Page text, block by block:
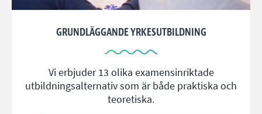
GRUNDLÄGGANDE YRKESUTBILDNING
Vi erbjuder 13 olika examensinriktade
utbildningsalternativ som är både praktiska och
teoretiska.